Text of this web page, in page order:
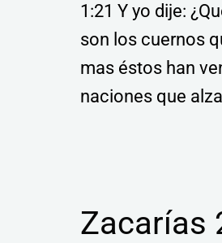
1:21 Y yo dije:
son los cuernos
mas éstos han
naciones que
Zacarías